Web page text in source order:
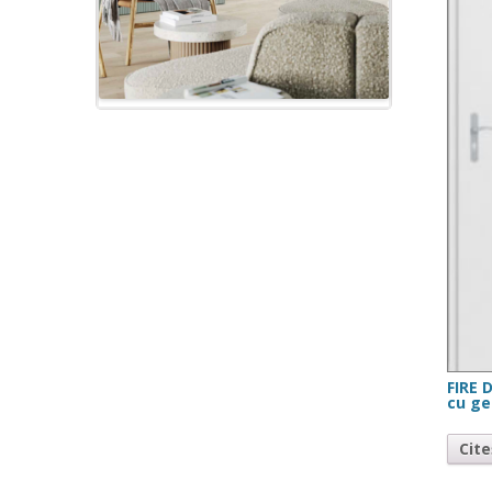
FIRE
cu